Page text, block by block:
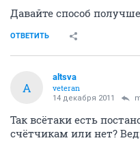
Давайте способ
ОТВЕТИТЬ
A
altsva
veteran
14 декабря 2011
Так всётаки есть
счётчикам или нет?